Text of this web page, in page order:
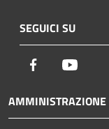
SEGUICI SU
Facebook
AMMINISTRAZIONE